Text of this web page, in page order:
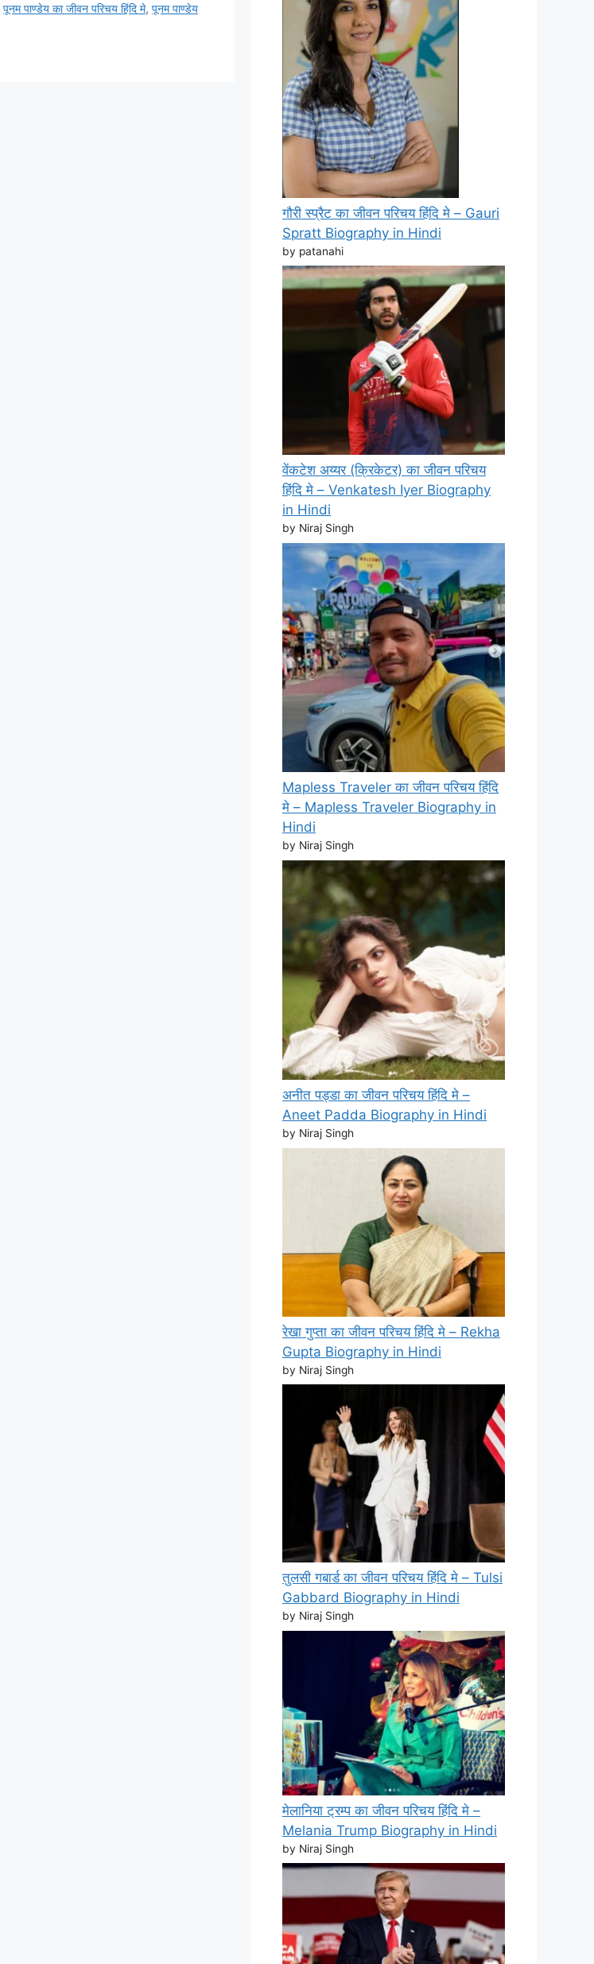
पूनम पाण्डेय का जीवन परिचय हिंदि मे, पूनम पाण्डेय
गौरी स्प्रैट का जीवन परिचय हिंदि मे – Gauri
Spratt Biography in Hindi
by patanahi
वेंकटेश अय्यर (क्रिकेटर) का जीवन परिचय
हिंदि मे – Venkatesh Iyer Biography
in Hindi
by Niraj Singh
Mapless Traveler का जीवन परिचय हिंदि
मे – Mapless Traveler Biography in
Hindi
by Niraj Singh
अनीत पड्डा का जीवन परिचय हिंदि मे –
Aneet Padda Biography in Hindi
by Niraj Singh
रेखा गुप्ता का जीवन परिचय हिंदि मे – Rekha
Gupta Biography in Hindi
by Niraj Singh
तुलसी गबार्ड का जीवन परिचय हिंदि मे – Tulsi
Gabbard Biography in Hindi
by Niraj Singh
मेलानिया ट्रम्प का जीवन परिचय हिंदि मे –
Melania Trump Biography in Hindi
by Niraj Singh